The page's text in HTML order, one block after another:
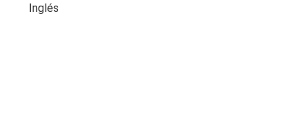
Inglés